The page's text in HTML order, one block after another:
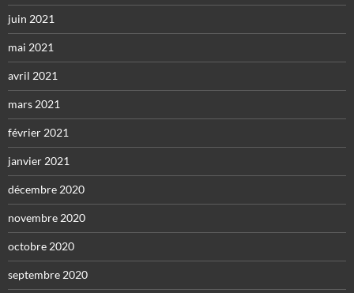
juin 2021
mai 2021
avril 2021
mars 2021
février 2021
janvier 2021
décembre 2020
novembre 2020
octobre 2020
septembre 2020